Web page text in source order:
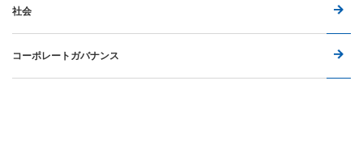
社会
コーポレートガバナンス